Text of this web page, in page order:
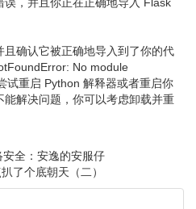
确认它被正确地导入到了你的代
No module
试重启 Python 解释器或者重启你
解决问题，你可以考虑卸载并重
全：安逸的安服仔
了个底朝天（二）